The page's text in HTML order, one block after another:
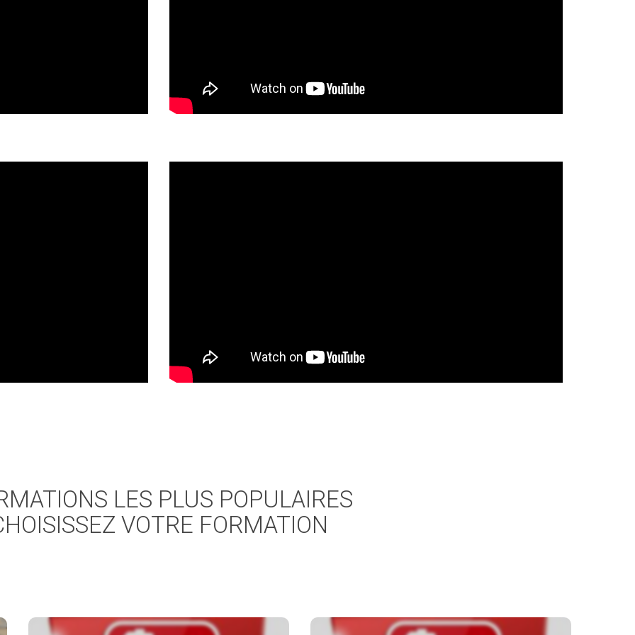
LES PLUS POPULAIRES
VOTRE FORMATION